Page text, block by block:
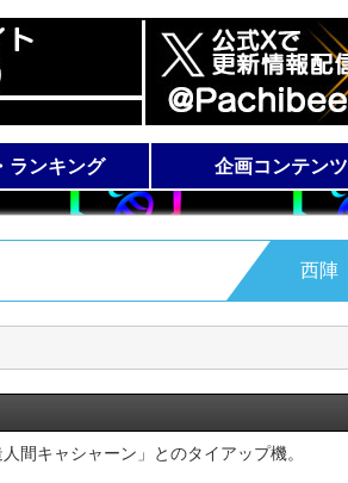
ランキング
ラム
スランキング
ランキング
企画コンテンツ
機種解析情報
WEB 漫画
西陣
間キャシャーン」とのタイアップ機。